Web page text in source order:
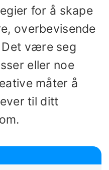
for å skape
overbevisende
være seg
eller noe
måter å
til ditt